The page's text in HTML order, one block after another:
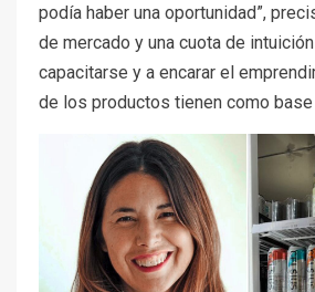
podía haber una oportunidad”,
de mercado y una cuota de
capacitarse y a encarar el
de los productos tienen como base